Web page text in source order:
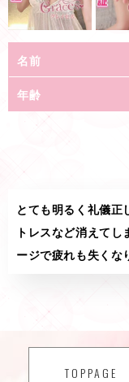
名前
年齢
とても明るく礼儀正
トレスなど消えて
ージで疲れも失くな
TOPPAGE